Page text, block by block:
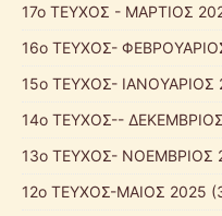
17ο ΤΕΥΧΟΣ - ΜΑΡΤΙΟΣ
16o ΤΕΥΧΟΣ-
15ο ΤΕΥΧΟΣ- ΙΑΝΟΥΑΡΙΟΣ
14ο ΤΕΥΧΟΣ--
13ο ΤΕΥΧΟΣ- ΝΟΕΜΒΡΙΟΣ
12o ΤΕΥΧΟΣ-ΜΑΙΟΣ 2025